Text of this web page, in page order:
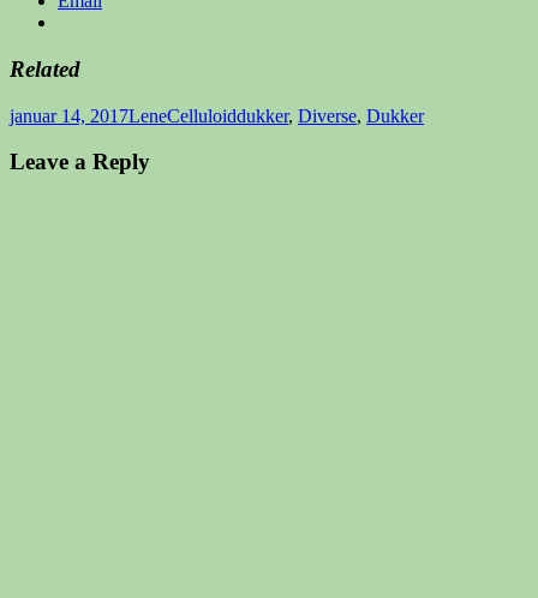
Related
Udgivet
januar 14, 2017Forfatter
LeneKategorier
Celluloiddukker, Diverse, Dukker
Leave a Reply